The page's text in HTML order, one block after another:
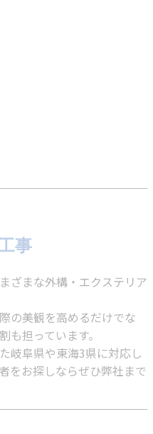
事
ざまな外構・エクステリア
の美観を高めるだけでな
も担っています。
岐阜県や東海3県に対応し
をお探しならぜひ弊社まで